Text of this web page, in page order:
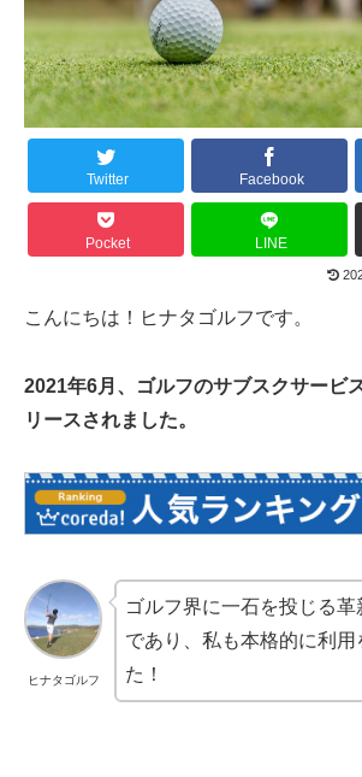
Twitter Facebook
Pocket LINE
こんにちは！ヒナタゴルフです。
2021年6月、ゴルフのサブスクサービ
リースされました。
ヒナタゴルフ
ゴルフ界に一石を投じる革
であり、私も本格的に利用
た！